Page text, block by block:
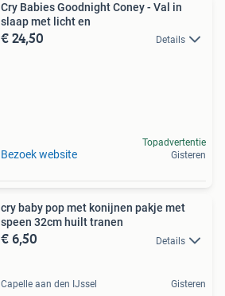
Cry Babies Goodnight Coney - Val in
slaap met licht en
€ 24,50 Details
Bezoek website
Topadvertentie
Gisteren
cry baby pop met konijnen pakje met
speen 32cm huilt tranen
€ 6,50 Details
Capelle aan den IJssel Gisteren